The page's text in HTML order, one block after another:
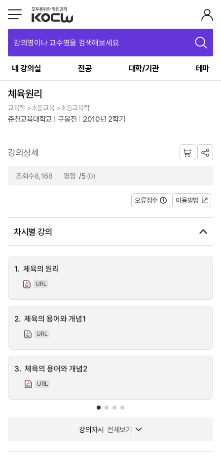
강의명이나 교수명을 검색해보세요
내 강의실 전공 대학/기관 테마
체육원리
교육학 >초등교육 >초등교육학
춘천교육대학교 구봉진 2010년 2학기
강의상세
조회수8,168 평점 /5 (0)
오류접수 이용방법
차시별 강의
1. 체육의 원리
URL
2. 체육의 용어와 개념1
URL
3. 체육의 용어와 개념2
URL
강의차시 전체보기